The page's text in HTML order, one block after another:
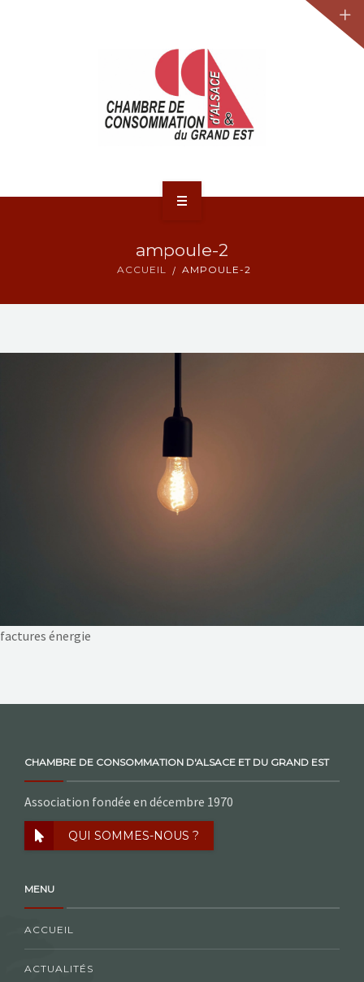
ampoule-2
ACCUEIL AMPOULE-2
factures énergie
CHAMBRE DE CONSOMMATION D'ALSACE ET DU GRAND EST
Association fondée en décembre 1970
QUI SOMMES-NOUS ?
MENU
ACCUEIL
ACTUALITÉS